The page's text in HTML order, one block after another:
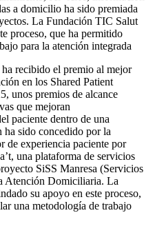
a domicilio ha sido premiada
La Fundación TIC Salut
proceso, que ha permitido
para la atención integrada
recibido el premio al mejor
en los Shared Patient
unos premios de alcance
que mejoran
paciente dentro de una
ha sido concedido por la
de experiencia paciente por
una plataforma de servicios
SiSS Manresa (Servicios
Atención Domiciliaria. La
su apoyo en este proceso,
una metodología de trabajo